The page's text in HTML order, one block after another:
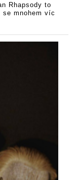
Rhapsody to
mnohem víc